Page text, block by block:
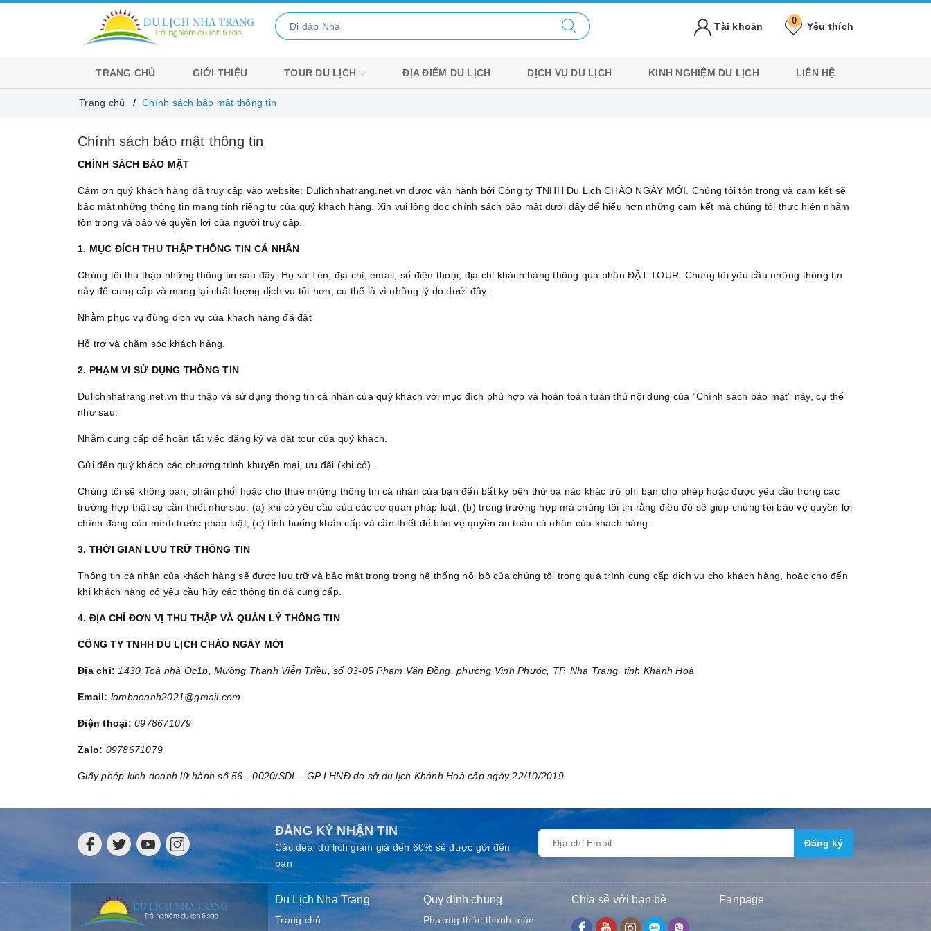
Yêu thích
0
Tài khoản
TRANG CHỦ GIỚI THIỆU TOUR DU LỊCH ĐỊA ĐIỂM DU LỊCH DỊCH VỤ DU LỊCH KINH NGHIỆM DU LỊCH LIÊN HỆ
Trang chủ Chính sách bảo mật thông tin
Chính sách bảo mật thông tin
CHÍNH SÁCH BẢO MẬT
Cảm ơn quý khách hàng đã truy cập vào website: Dulichnhatrang.net.vn được vận hành bởi Công ty TNHH Du Lịch CHÀO NGÀY MỚI. Chúng tôi tôn trọng và cam kết sẽ
bảo mật những thông tin mang tính riêng tư của quý khách hàng. Xin vui lòng đọc chính sách bảo mật dưới đây để hiểu hơn những cam kết mà chúng tôi thực hiện nhằm
tôn trọng và bảo vệ quyền lợi của người truy cập.
1. MỤC ĐÍCH THU THẬP THÔNG TIN CÁ NHÂN
Chúng tôi thu thập những thông tin sau đây: Họ và Tên, địa chỉ, email, số điện thoại, địa chỉ khách hàng thông qua phần ĐẶT TOUR. Chúng tôi yêu cầu những thông tin
này để cung cấp và mang lại chất lượng dịch vụ tốt hơn, cụ thể là vì những lý do dưới đây:
Nhằm phục vụ đúng dịch vụ của khách hàng đã đặt
Hỗ trợ và chăm sóc khách hàng.
2. PHẠM VI SỬ DỤNG THÔNG TIN
Dulichnhatrang.net.vn thu thập và sử dụng thông tin cá nhân của quý khách với mục đích phù hợp và hoàn toàn tuân thủ nội dung của “Chính sách bảo mật” này, cụ thể
như sau:
Nhằm cung cấp để hoàn tất việc đăng ký và đặt tour của quý khách.
Gửi đến quý khách các chương trình khuyến mại, ưu đãi (khi có).
Chúng tôi sẽ không bán, phân phối hoặc cho thuê những thông tin cá nhân của bạn đến bất kỳ bên thứ ba nào khác trừ phi bạn cho phép hoặc được yêu cầu trong các
trường hợp thật sự cần thiết như sau: (a) khi có yêu cầu của các cơ quan pháp luật; (b) trong trường hợp mà chúng tôi tin rằng điều đó sẽ giúp chúng tôi bảo vệ quyền lợi
chính đáng của mình trước pháp luật; (c) tình huống khẩn cấp và cần thiết để bảo vệ quyền an toàn cá nhân của khách hàng..
3. THỜI GIAN LƯU TRỮ THÔNG TIN
Thông tin cá nhân của khách hàng sẽ được lưu trữ và bảo mật trong trong hệ thống nội bộ của chúng tôi trong quá trình cung cấp dịch vụ cho khách hàng, hoặc cho đến
khi khách hàng có yêu cầu hủy các thông tin đã cung cấp.
4. ĐỊA CHỈ ĐƠN VỊ THU THẬP VÀ QUẢN LÝ THÔNG TIN
CÔNG TY TNHH DU LỊCH CHÀO NGÀY MỚI
Địa chỉ: 1430 Toà nhà Oc1b, Mường Thanh Viễn Triều, số 03-05 Phạm Văn Đồng, phường Vĩnh Phước, TP. Nha Trang, tỉnh Khánh Hoà
Email: lambaoanh2021@gmail.com
Điện thoại: 0978671079
Zalo: 0978671079
Giấy phép kinh doanh lữ hành số 56 - 0020/SDL - GP LHNĐ do sở du lịch Khánh Hoà cấp ngày 22/10/2019
ĐĂNG KÝ NHẬN TIN
Các deal du lịch giảm giá đến 60% sẽ được gửi đến
bạn
Đăng ký
Du Lịch Nha Trang
Trang chủ
Quy định chung
Phương thức thanh toán
Chia sẻ với bạn bè Fanpage